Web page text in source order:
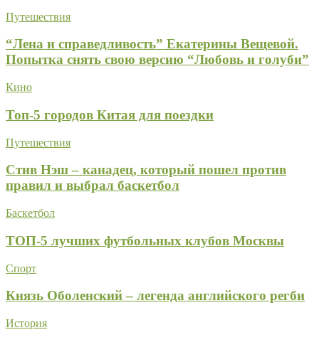
Путешествия
“Лена и справедливость” Екатерины Вещевой.
Попытка снять свою версию “Любовь и голуби”
Кино
Топ-5 городов Китая для поездки
Путешествия
Стив Нэш – канадец, который пошел против
правил и выбрал баскетбол
Баскетбол
ТОП-5 лучших футбольных клубов Москвы
Спорт
Князь Оболенский – легенда английского регби
История